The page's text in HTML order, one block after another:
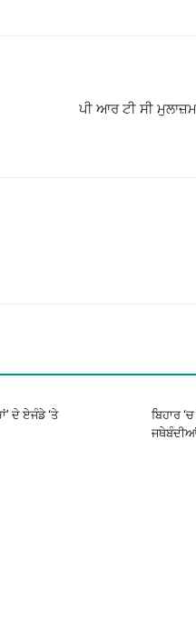
ਪੀ ਆਰ ਟੀ ਸੀ
ਦੇ ਏਜੰਡੇ ‘ਤੇ
ਬਿਹਾਰ